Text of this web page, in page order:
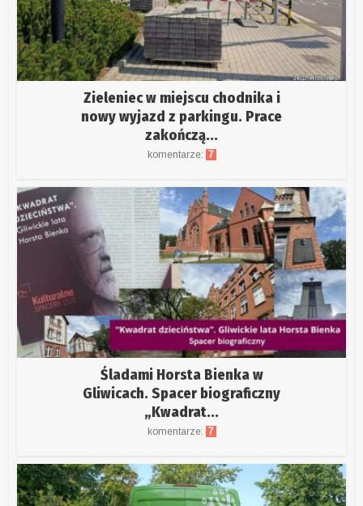
Zieleniec w miejscu chodnika i
nowy wyjazd z parkingu. Prace
zakończą...
komentarze: 7
Śladami Horsta Bienka w
Gliwicach. Spacer biograficzny
„Kwadrat...
komentarze: 7